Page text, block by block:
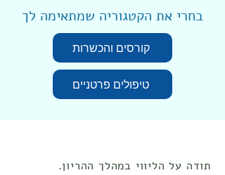
בחרי את הקטגוריה שמתאימה לך
קורסים והכשרות
טיפולים פרטניים
תודה על הליווי במהלך ההריון.